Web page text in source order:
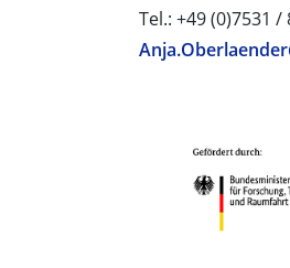
Tel.: +49 (0)7531 /